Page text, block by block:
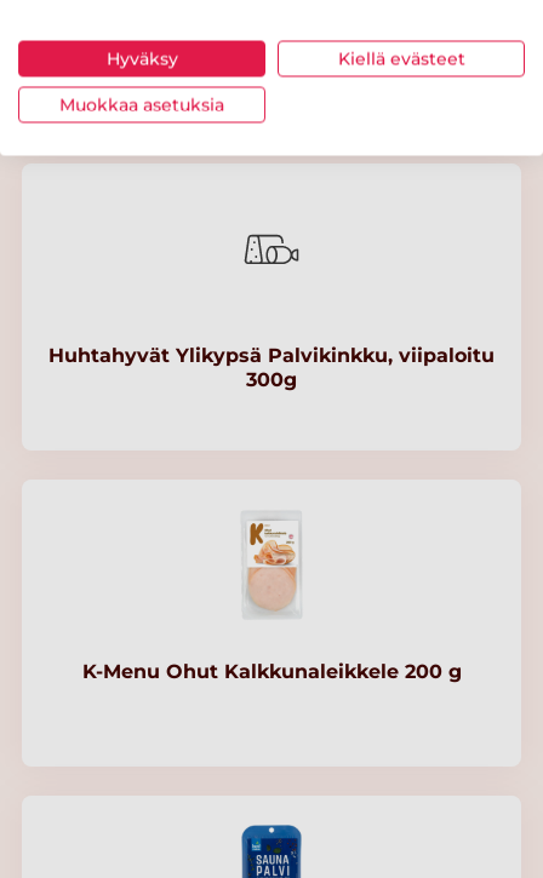
Snellman Ohuen ohut palvikana 240 g
Huhtahyvät Ylikypsä Palvikinkku, viipaloitu
300g
K-Menu Ohut Kalkkunaleikkele 200 g
Hyväksy Kiellä evästeet
Muokkaa asetuksia